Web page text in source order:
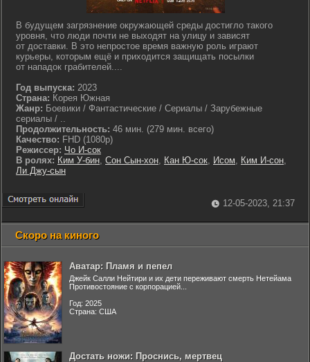
В будущем загрязнение окружающей среды достигло такого
уровня, что люди почти не выходят на улицу и зависят
от доставки. В это непростое время важную роль играют
курьеры, которым ещё и приходится защищать посылки
от нападок грабителей....
Год выпуска: 2023
Страна: Корея Южная
Жанр: Боевики / Фантастические / Сериалы / Зарубежные
сериалы / ..
Продолжительность: 46 мин. (279 мин. всего)
Качество: FHD (1080p)
Режиссер: Чо И-сок
В ролях: Ким У-бин, Сон Сын-хон, Кан Ю-сок, Исом, Ким И-сон,
Ли Джу-сын
12-05-2023, 21:37
Скоро на киного
Аватар: Пламя и пепел
Джейк Салли Нейтири и их дети переживают смерть Нетейама
Противостояние с корпорацией...
Год: 2025
Страна: США
Достать ножи: Проснись, мертвец